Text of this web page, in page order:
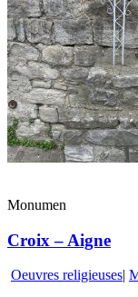
Monumen
Croix – Aigne
Oeuvres religieuses|